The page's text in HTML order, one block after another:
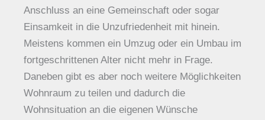
Anschluss an eine Gemeinschaft oder sogar
Einsamkeit in die Unzufriedenheit mit hinein.
Meistens kommen ein Umzug oder ein Umbau im
fortgeschrittenen Alter nicht mehr in Frage.
Daneben gibt es aber noch weitere Möglichkeiten
Wohnraum zu teilen und dadurch die
Wohnsituation an die eigenen Wünsche